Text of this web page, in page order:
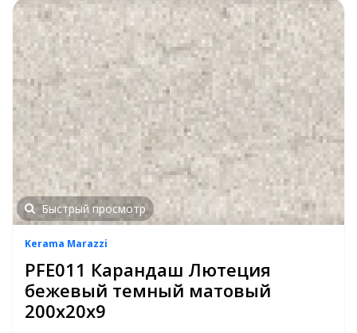
Быстрый просмотр
Kerama Marazzi
PFE011 Карандаш Лютеция
бежевый темный матовый
200х20х9